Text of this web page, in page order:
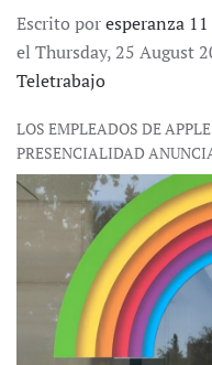
Escrito poresperanza
el Thursday, 25 August
Teletrabajo
LOS EMPLEADOS DE
PRESENCIALIDAD